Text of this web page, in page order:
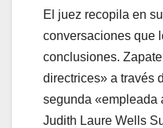
El juez recopila en
conversaciones que
conclusiones.
directrices» a través
segunda «empleada
Judith Laure Wells